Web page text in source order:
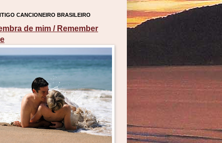
CANCIONEIRO BRASILEIRO
de mim / Remember